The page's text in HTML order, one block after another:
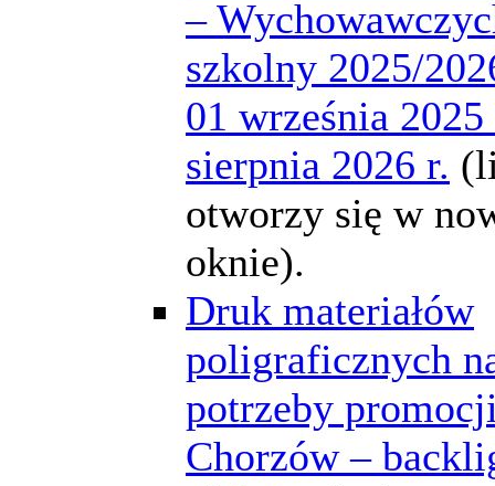
–
szkolny 2025/
01 września
sierpnia 2026 r.
otworzy się w
oknie).
Druk materiałów
poligraficznych
potrzeby
Chorzów –